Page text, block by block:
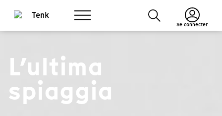
Se connecter
L’ultima
spiaggia